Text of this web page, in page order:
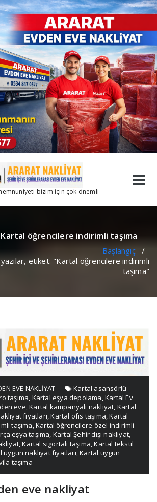
bizim için çok önemli
öğrencilere indirimli taşıma
Başlangıç/
etiket: "Kartal öğrencilere indirimli
taşıma"
EVE NAKLİYAT
Kartal asansörlü
taşıma, Kartal eşya depolama,Kartal Ev
eve,Kartal kampanyalı nakliyat, Kartal
fıyatları,Kartal ofis taşıma,Kartal
taşıma,Kartal öğrencilere özel indirimli
eşya taşıma, Kartal Şehir dışı nakliyat,
,Kartal sigortalı taşıma,Kartal tekstil
uygun nakliyat fiyatları,Kartal uygun
taşıma
eve nakliyat